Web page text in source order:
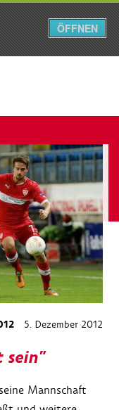
Menü
5. Dezember 2012
sein"
Mannschaft
ÖFFNEN